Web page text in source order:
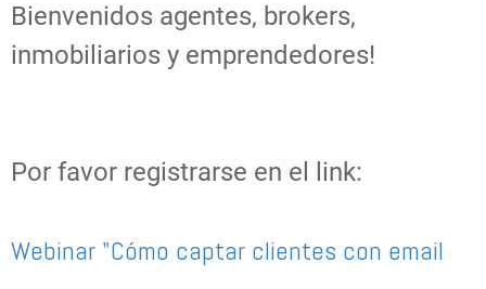
Bienvenidos agentes, brokers,
inmobiliarios y emprendedores!
Por favor registrarse en el link:
Webinar "Cómo captar clientes con email